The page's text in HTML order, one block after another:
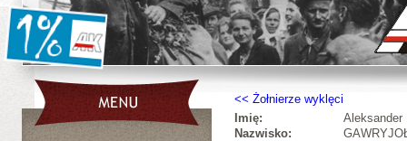
Żołnierze wyklęci
Imię:
Aleksander
Nazwisko: